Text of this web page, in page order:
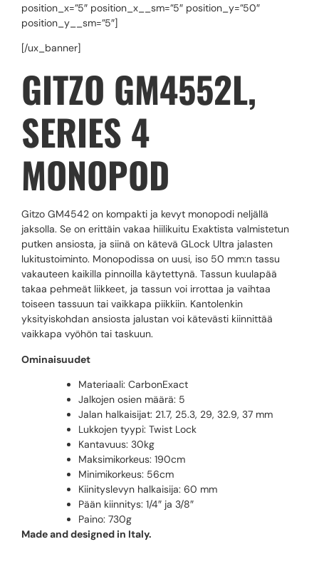
position_x=”5″ position_x__sm=”5″ position_y=”50″
position_y__sm=”5″]
[/ux_banner]
GITZO GM4552L,
SERIES 4
MONOPOD
Gitzo GM4542 on kompakti ja kevyt monopodi neljällä
jaksolla. Se on erittäin vakaa hiilikuitu Exaktista valmistetun
putken ansiosta, ja siinä on kätevä GLock Ultra jalasten
lukitustoiminto. Monopodissa on uusi, iso 50 mm:n tassu
vakauteen kaikilla pinnoilla käytettynä. Tassun kuulapää
takaa pehmeät liikkeet, ja tassun voi irrottaa ja vaihtaa
toiseen tassuun tai vaikkapa piikkiin. Kantolenkin
yksityiskohdan ansiosta jalustan voi kätevästi kiinnittää
vaikkapa vyöhön tai taskuun.
Ominaisuudet
Materiaali: CarbonExact
Jalkojen osien määrä: 5
Jalan halkaisijat: 21.7, 25.3, 29, 32.9, 37 mm
Lukkojen tyypi: Twist Lock
Kantavuus: 30kg
Maksimikorkeus: 190cm
Minimikorkeus: 56cm
Kiinityslevyn halkaisija: 60 mm
Pään kiinnitys: 1/4″ ja 3/8″
Paino: 730g
Made and designed in Italy.